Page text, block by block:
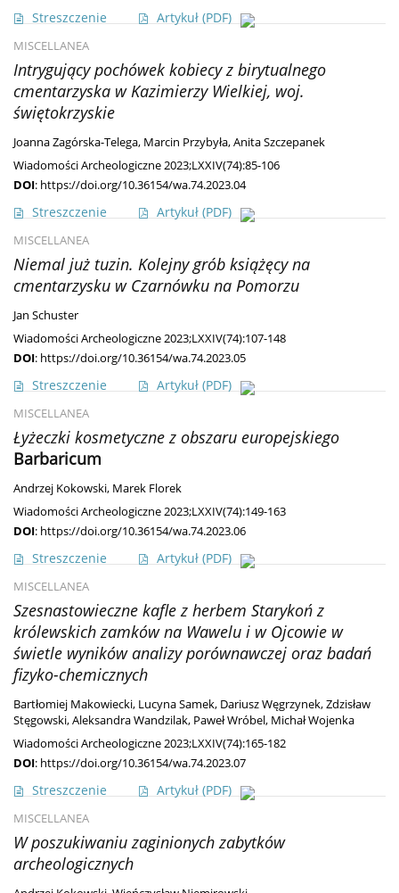
Streszczenie Artykuł (PDF)
MISCELLANEA
Intrygujący pochówek kobiecy z birytualnego
cmentarzyska w Kazimierzy Wielkiej, woj.
świętokrzyskie
Joanna Zagórska-Telega, Marcin Przybyła,Anita Szczepanek
Wiadomości Archeologiczne 2023;LXXIV(74):85-106
DOI: https://doi.org/10.36154/wa.74.2023.04
Streszczenie Artykuł (PDF)
MISCELLANEA
Niemal już tuzin. Kolejny grób książęcy na
cmentarzysku w Czarnówku na Pomorzu
Jan Schuster
Wiadomości Archeologiczne 2023;LXXIV(74):107-148
DOI: https://doi.org/10.36154/wa.74.2023.05
Streszczenie Artykuł (PDF)
MISCELLANEA
Łyżeczki kosmetyczne z obszaru europejskiego
Barbaricum
Andrzej Kokowski, Marek Florek
Wiadomości Archeologiczne 2023;LXXIV(74):149-163
DOI: https://doi.org/10.36154/wa.74.2023.06
Streszczenie Artykuł (PDF)
MISCELLANEA
Szesnastowieczne kafle z herbem Starykoń z
królewskich zamków na Wawelu i w Ojcowie w
świetle wyników analizy porównawczej oraz badań
fizyko-chemicznych
Bartłomiej Makowiecki, Lucyna Samek, Dariusz Węgrzynek,Zdzisław
Stęgowski,Aleksandra Wandzilak, Paweł Wróbel, Michał Wojenka
Wiadomości Archeologiczne 2023;LXXIV(74):165-182
DOI: https://doi.org/10.36154/wa.74.2023.07
Streszczenie Artykuł (PDF)
MISCELLANEA
W poszukiwaniu zaginionych zabytków
archeologicznych